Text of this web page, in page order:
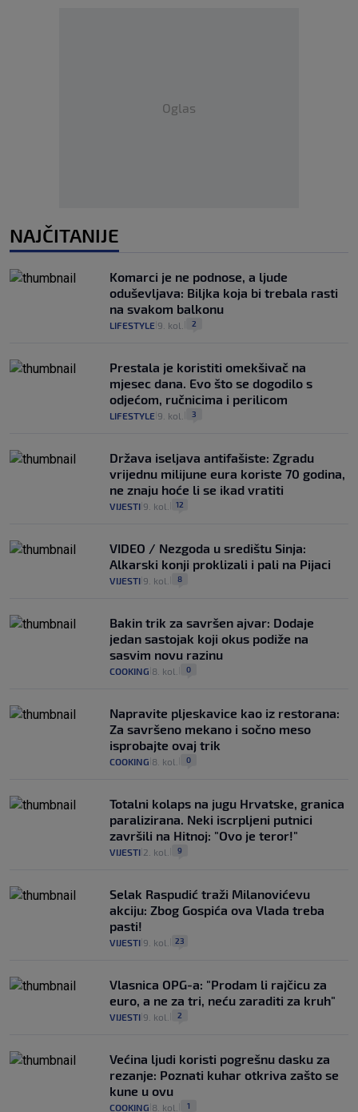
Oglas
NAJČITANIJE
Komarci je ne podnose, a ljude
oduševljava: Biljka koja bi trebala rasti
na svakom balkonu
LIFESTYLE 9. kol. 2
Prestala je koristiti omekšivač na
mjesec dana. Evo što se dogodilo s
odjećom, ručnicima i perilicom
LIFESTYLE 9. kol. 3
Država iseljava antifašiste: Zgradu
vrijednu milijune eura koriste 70 godina,
ne znaju hoće li se ikad vratiti
VIJESTI 9. kol. 12
VIDEO / Nezgoda u središtu Sinja:
Alkarski konji proklizali i pali na Pijaci
VIJESTI 9. kol. 8
Bakin trik za savršen ajvar: Dodaje
jedan sastojak koji okus podiže na
sasvim novu razinu
COOKING 8. kol. 0
Napravite pljeskavice kao iz restorana:
Za savršeno mekano i sočno meso
isprobajte ovaj trik
COOKING 8. kol. 0
Totalni kolaps na jugu Hrvatske, granica
paralizirana. Neki iscrpljeni putnici
završili na Hitnoj: "Ovo je teror!"
VIJESTI 2. kol. 9
Selak Raspudić traži Milanovićevu
akciju: Zbog Gospića ova Vlada treba
pasti!
VIJESTI 9. kol. 23
Vlasnica OPG-a: "Prodam li rajčicu za
euro, a ne za tri, neću zaraditi za kruh"
VIJESTI 9. kol. 2
Većina ljudi koristi pogrešnu dasku za
rezanje: Poznati kuhar otkriva zašto se
kune u ovu
COOKING 8. kol. 1